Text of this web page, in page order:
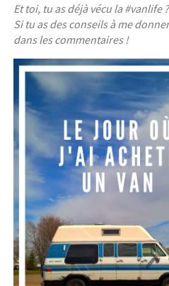
Et toi, tu as déjà vécu la #vanlife
Si tu as des conseils à me
dans les commentaires !